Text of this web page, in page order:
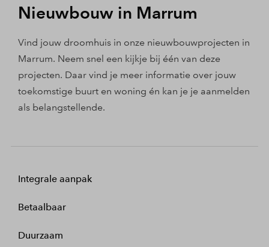
Nieuwbouw in Marrum
Vind jouw droomhuis in onze nieuwbouwprojecten in
Marrum. Neem snel een kijkje bij één van deze
projecten. Daar vind je meer informatie over jouw
toekomstige buurt en woning én kan je je aanmelden
als belangstellende.
Integrale aanpak
Betaalbaar
Duurzaam